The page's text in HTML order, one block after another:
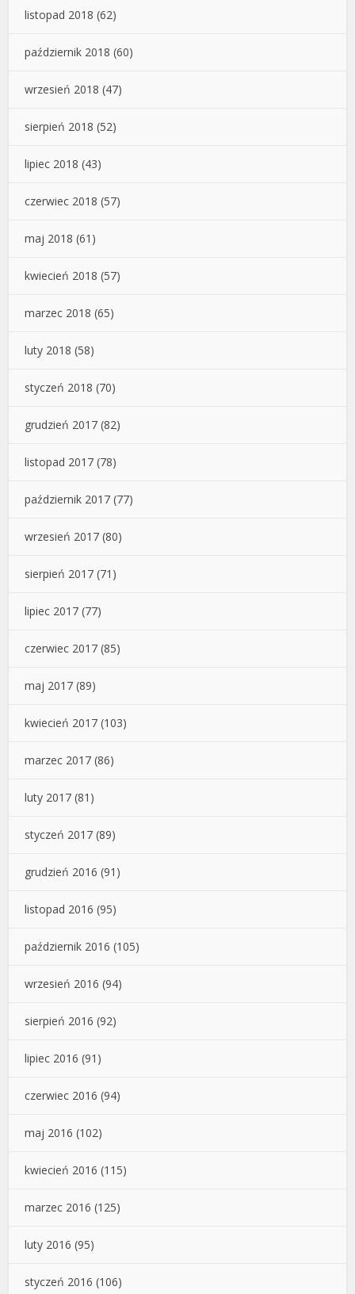
listopad 2018 (62)
październik 2018 (60)
wrzesień 2018 (47)
sierpień 2018 (52)
lipiec 2018 (43)
czerwiec 2018 (57)
maj 2018 (61)
kwiecień 2018 (57)
marzec 2018 (65)
luty 2018 (58)
styczeń 2018 (70)
grudzień 2017 (82)
listopad 2017 (78)
październik 2017 (77)
wrzesień 2017 (80)
sierpień 2017 (71)
lipiec 2017 (77)
czerwiec 2017 (85)
maj 2017 (89)
kwiecień 2017 (103)
marzec 2017 (86)
luty 2017 (81)
styczeń 2017 (89)
grudzień 2016 (91)
listopad 2016 (95)
październik 2016 (105)
wrzesień 2016 (94)
sierpień 2016 (92)
lipiec 2016 (91)
czerwiec 2016 (94)
maj 2016 (102)
kwiecień 2016 (115)
marzec 2016 (125)
luty 2016 (95)
styczeń 2016 (106)